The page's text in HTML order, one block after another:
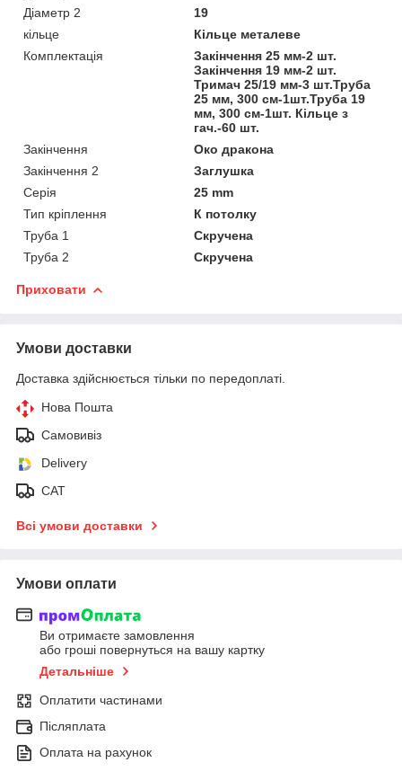
Діаметр 2
19
кільце
Кільце металеве
Комплектація
Закінчення 25 мм-2 шт.
Закінчення 19 мм-2 шт.
Тримач 25/19 мм-3 шт.Труба
25 мм, 300 см-1шт.Труба 19
мм, 300 см-1шт. Кільце з
гач.-60 шт.
Закінчення
Око дракона
Закінчення 2
Заглушка
Серія
25 mm
Тип кріплення
К потолку
Труба 1
Скручена
Труба 2
Скручена
Приховати
Умови доставки
Доставка здійснюється тільки по передоплаті.
Нова Пошта
Самовивіз
Delivery
САТ
Всі умови доставки
Умови оплати
Ви отримаєте замовлення
або гроші повернуться на вашу картку
Детальніше
Оплатити частинами
Післяплата
Оплата на рахунок